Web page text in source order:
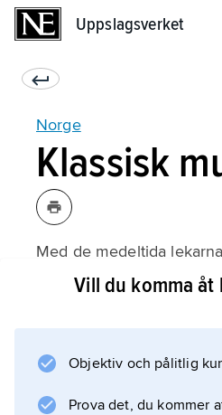
Uppslagsverket
Norge
Klassisk
Med de medeltida
kyrkomusiken knöts
nationalhelgonet. Under
sammanhängde Norges
Vill du komma åt
Objektiv och pålitlig
Prova det, du kommer